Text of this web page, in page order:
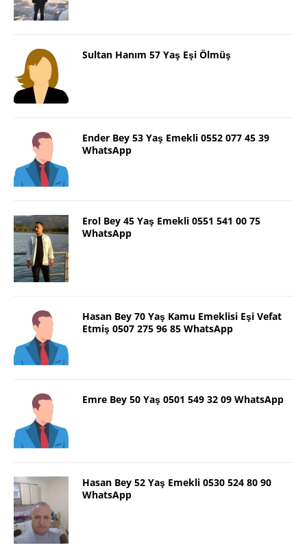
Sultan Hanım 57 Yaş Eşi Ölmüş
Ender Bey 53 Yaş Emekli 0552 077 45 39
WhatsApp
Erol Bey 45 Yaş Emekli 0551 541 00 75
WhatsApp
Hasan Bey 70 Yaş Kamu Emeklisi Eşi Vefat
Etmiş 0507 275 96 85 WhatsApp
Emre Bey 50 Yaş 0501 549 32 09 WhatsApp
Hasan Bey 52 Yaş Emekli 0530 524 80 90
WhatsApp